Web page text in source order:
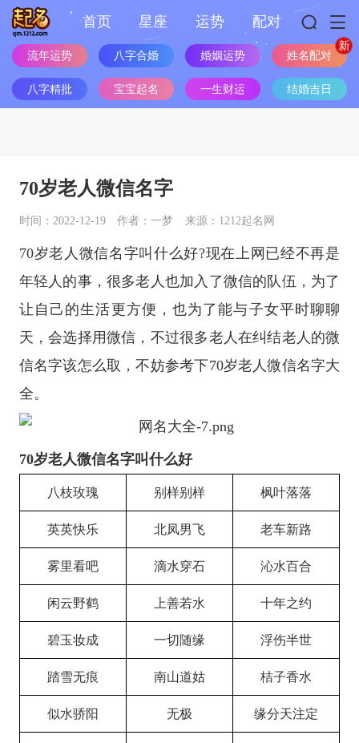
首页 星座 运势 配对
流年运势 八字合婚 婚姻运势 姓名配对
八字精批 宝宝起名 一生财运 结婚吉日
70岁老人微信名字
时间：2022-12-19 作者：一梦 来源：1212起名网
70岁老人微信名字叫什么好?现在上网已经不再是
年轻人的事，很多老人也加入了微信的队伍，为了
让自己的生活更方便，也为了能与子女平时聊聊
天，会选择用微信，不过很多老人在纠结老人的微
信名字该怎么取，不妨参考下70岁老人微信名字大
全。
70岁老人微信名字叫什么好
八枝玫瑰 别样别样 枫叶落落
英英快乐 北凤男飞 老车新路
雾里看吧 滴水穿石 沁水百合
闲云野鹤 上善若水 十年之约
碧玉妆成 一切随缘 浮伤半世
踏雪无痕 南山道姑 桔子香水
似水骄阳 无极 缘分天注定